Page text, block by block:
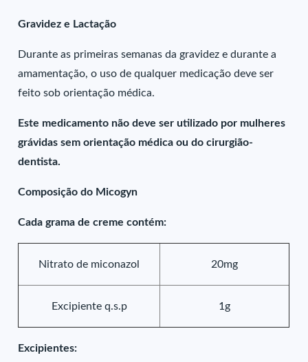
Gravidez e Lactação
Durante as primeiras semanas da gravidez e durante a
amamentação, o uso de qualquer medicação deve ser
feito sob orientação médica.
Este medicamento não deve ser utilizado por mulheres
grávidas sem orientação médica ou do cirurgião-
dentista.
Composição do Micogyn
Cada grama de creme contém:
Nitrato de miconazol 20mg
Excipiente q.s.p 1g
Excipientes: